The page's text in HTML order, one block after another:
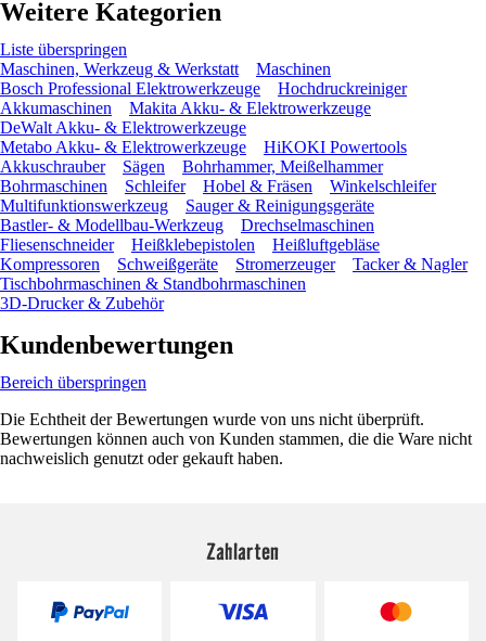
Weitere Kategorien
Liste überspringen
Maschinen, Werkzeug & Werkstatt
Maschinen
Bosch Professional Elektrowerkzeuge
Hochdruckreiniger
Akkumaschinen
Makita Akku- & Elektrowerkzeuge
DeWalt Akku- & Elektrowerkzeuge
Metabo Akku- & Elektrowerkzeuge
HiKOKI Powertools
Akkuschrauber
Sägen
Bohrhammer, Meißelhammer
Bohrmaschinen
Schleifer Hobel & Fräsen
Winkelschleifer
Multifunktionswerkzeug
Sauger & Reinigungsgeräte
Bastler- & Modellbau-Werkzeug
Drechselmaschinen
Fliesenschneider
Heißklebepistolen
Heißluftgebläse
Kompressoren
Schweißgeräte Stromerzeuger
Tacker & Nagler
Tischbohrmaschinen & Standbohrmaschinen
3D-Drucker & Zubehör
Kundenbewertungen
Bereich überspringen
Die Echtheit der Bewertungen wurde von uns nicht überprüft.
Bewertungen können auch von Kunden stammen, die die Ware nicht
nachweislich genutzt oder gekauft haben.
Zahlarten